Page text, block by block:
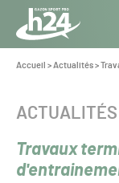
Panneau de gestion des
Aller au contenu
Toute
l’info
Pro
Vous
Accueil >Actualités>
Travaux
CATÉGORIE :
ACTUALITÉS